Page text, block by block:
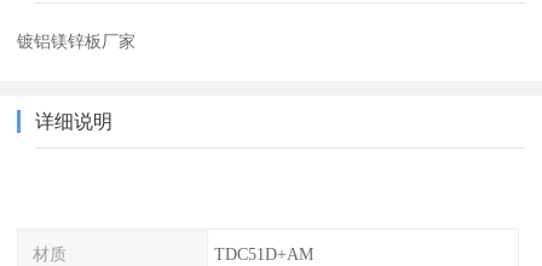
镀铝镁锌板厂家
详细说明
材质 TDC51D+AM